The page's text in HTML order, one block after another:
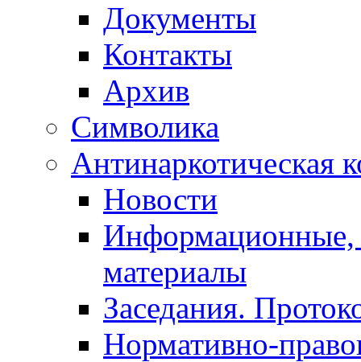
Документы
Контакты
Архив
Символика
Антинаркотическая
Новости
Информационные,
материалы
Заседания.
Нормативно-